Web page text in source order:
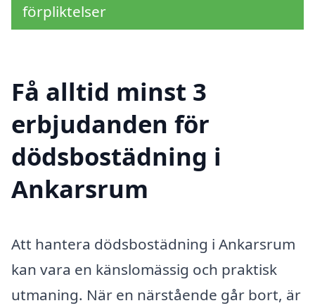
förpliktelser
Få alltid minst 3
erbjudanden för
dödsbostädning i
Ankarsrum
Att hantera dödsbostädning i Ankarsrum
kan vara en känslomässig och praktisk
utmaning. När en närstående går bort, är